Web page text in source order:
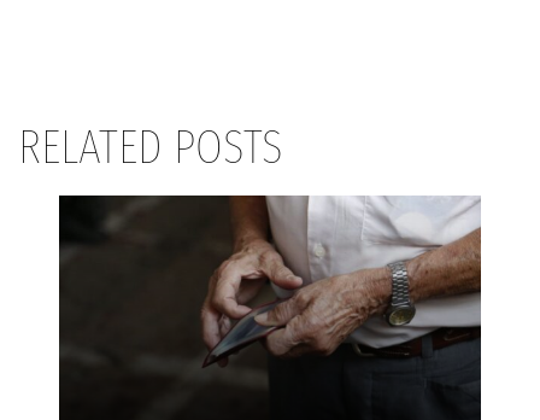
RELATED POSTS